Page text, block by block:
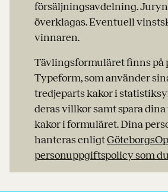
försäljningsavdelning.
överklagas. Eventuell
vinnaren.
Tävlingsformuläret finns på
Typeform, som använder
tredjeparts kakor i
deras villkor samt spara
kakor i formuläret. Dina
hanteras enligt
personuppgiftspolicy som